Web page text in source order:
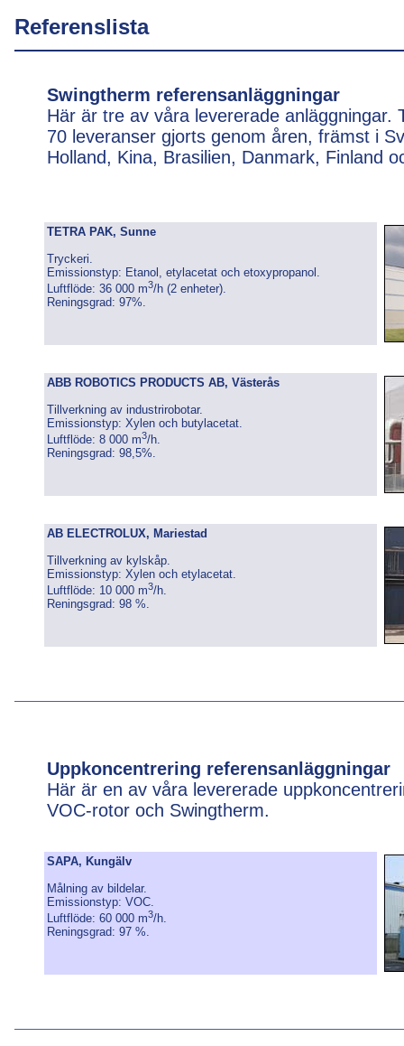
Referenslista
Swingtherm referensanläggningar
Här är tre av våra levererade anläggningar.
70 leveranser gjorts genom åren, främst i
Holland, Kina, Brasilien, Danmark, Finland
TETRA PAK, Sunne
Tryckeri.
Emissionstyp: Etanol, etylacetat och etoxypropanol.
Luftflöde: 36 000 m3/h (2 enheter).
Reningsgrad: 97%.
ABB ROBOTICS PRODUCTS AB, Västerås
Tillverkning av industrirobotar.
Emissionstyp: Xylen och butylacetat.
Luftflöde: 8 000 m3/h.
Reningsgrad: 98,5%.
AB ELECTROLUX, Mariestad
Tillverkning av kylskåp.
Emissionstyp: Xylen och etylacetat.
Luftflöde: 10 000 m3/h.
Reningsgrad: 98 %.
Uppkoncentrering referensanläggningar
Här är en av våra levererade
VOC-rotor och Swingtherm.
SAPA, Kungälv
Målning av bildelar.
Emissionstyp: VOC.
Luftflöde: 60 000 m3/h.
Reningsgrad: 97 %.